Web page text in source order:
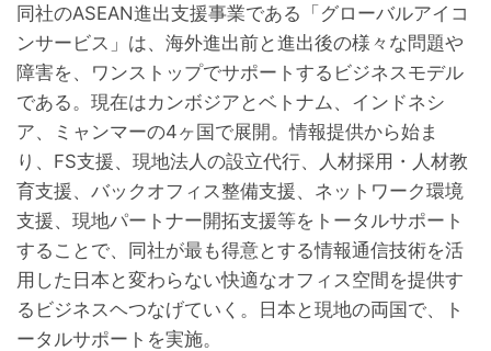
同社のASEAN進出支援事業である「グローバルアイコ
ンサービス」は、海外進出前と進出後の様々な問題や
障害を、ワンストップでサポートするビジネスモデル
である。現在はカンボジアとベトナム、インドネシ
ア、ミャンマーの4ヶ国で展開。情報提供から始ま
り、FS支援、現地法人の設立代行、人材採用・人材教
育支援、バックオフィス整備支援、ネットワーク環境
支援、現地パートナー開拓支援等をトータルサポート
することで、同社が最も得意とする情報通信技術を活
用した日本と変わらない快適なオフィス空間を提供す
るビジネスヘつなげていく。日本と現地の両国で、ト
ータルサポートを実施。